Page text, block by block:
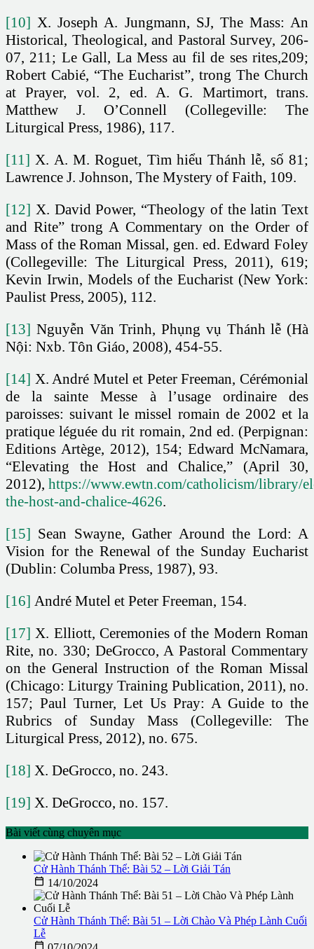
[10] X. Joseph A. Jungmann, SJ, The Mass: An
Historical, Theological, and Pastoral Survey, 206-
07, 211; Le Gall, La Mess au fil de ses rites,209;
Robert Cabié, “The Eucharist”, trong The Church
at Prayer, vol. 2, ed. A. G. Martimort, trans.
Matthew J. O’Connell (Collegeville: The
Liturgical Press, 1986), 117.
[11] X. A. M. Roguet, Tìm hiểu Thánh lễ, số 81;
Lawrence J. Johnson, The Mystery of Faith, 109.
[12] X. David Power, “Theology of the latin Text
and Rite” trong A Commentary on the Order of
Mass of the Roman Missal, gen. ed. Edward Foley
(Collegeville: The Liturgical Press, 2011), 619;
Kevin Irwin, Models of the Eucharist (New York:
Paulist Press, 2005), 112.
[13] Nguyễn Văn Trinh, Phụng vụ Thánh lễ (Hà
Nội: Nxb. Tôn Giáo, 2008), 454-55.
[14] X. André Mutel et Peter Freeman, Cérémonial
de la sainte Messe à l’usage ordinaire des
paroisses: suivant le missel romain de 2002 et la
pratique léguée du rit romain, 2nd ed. (Perpignan:
Editions Artège, 2012), 154; Edward McNamara,
“Elevating the Host and Chalice,” (April 30,
2012), https://www.ewtn.com/catholicism/library/
the-host-and-chalice-4626.
[15] Sean Swayne, Gather Around the Lord: A
Vision for the Renewal of the Sunday Eucharist
(Dublin: Columba Press, 1987), 93.
[16] André Mutel et Peter Freeman, 154.
[17] X. Elliott, Ceremonies of the Modern Roman
Rite, no. 330; DeGrocco, A Pastoral Commentary
on the General Instruction of the Roman Missal
(Chicago: Liturgy Training Publication, 2011), no.
157; Paul Turner, Let Us Pray: A Guide to the
Rubrics of Sunday Mass (Collegeville: The
Liturgical Press, 2012), no. 675.
[18] X. DeGrocco, no. 243.
[19] X. DeGrocco, no. 157.
Bài viết cùng chuyên mục
Cử Hành Thánh Thể: Bài 52 – Lời Giải Tán
 14/10/2024
Cử Hành Thánh Thể: Bài 51 – Lời Chào Và Phép Lành Cuối
Lễ
